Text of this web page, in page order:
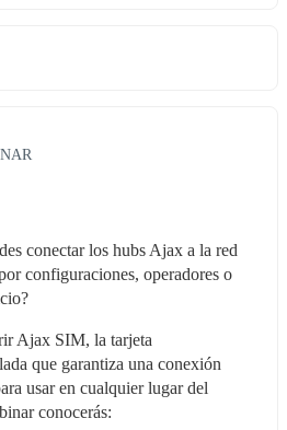
conectar los hubs Ajax a la red
configuraciones, operadores o
Ajax SIM, la tarjeta
que garantiza una conexión
usar en cualquier lugar del
conocerás: